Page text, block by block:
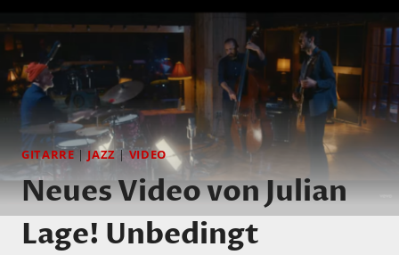
GITARRE | JAZZ|VIDEO
Neues Video von Julian
Lage! Unbedingt